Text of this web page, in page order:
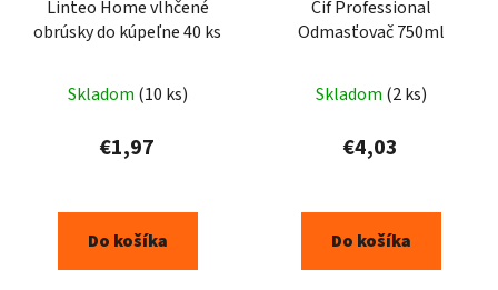
Linteo Home vlhčené
obrúsky do kúpeľne 40 ks
Skladom (10 ks)
€1,97
Do košíka
Cif Professional
Odmasťovač 750ml
Skladom (2 ks)
€4,03
Do košíka